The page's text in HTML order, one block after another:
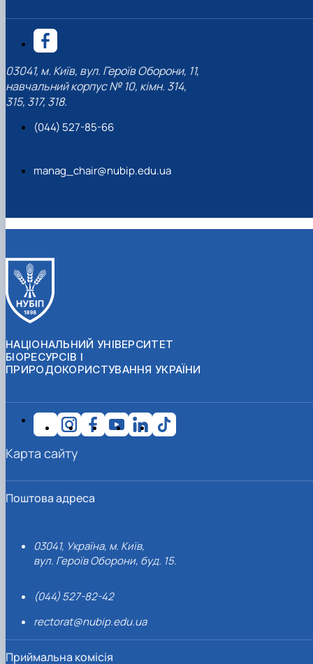
03041, м. Київ, вул. Героїв Оборони, 11,
навчальний корпус № 10, кімн. 314,
315, 317, 318.
(044) 527-85-66
manag_chair@nubip.edu.ua
НАЦІОНАЛЬНИЙ УНІВЕРСИТЕТ
БІОРЕСУРСІВ І
ПРИРОДОКОРИСТУВАННЯ УКРАЇНИ
Поштова адреса
03041, Україна, м. Київ,
вул. Героїв Оборони, буд. 15.
(044) 527-82-42
rectorat@nubip.edu.ua
Приймальна комісія
Карта сайту